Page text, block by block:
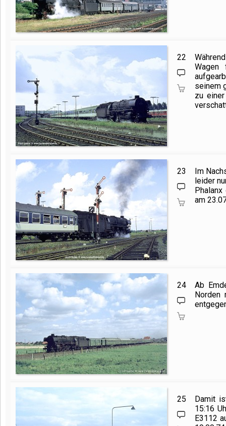
22
Wagen
seinem
zu
23
Im
leider
am
24
Ab
25
Damit
15:16
E3112